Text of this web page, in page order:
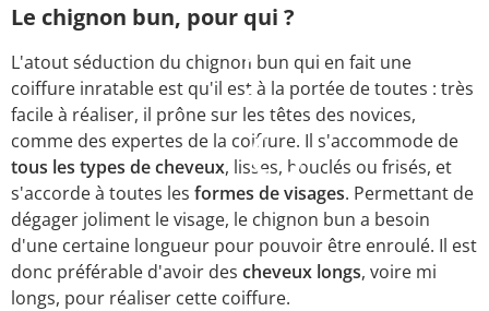
Le chignon bun, pour qui ?
L'atout séduction du chignon bun qui en fait une
coiffure inratable est qu'il est à la portée de toutes : très
facile à réaliser, il prône sur les têtes des novices,
comme des expertes de la coiffure. Il s'accommode de
tous les types de cheveux, lisses, bouclés ou frisés, et
s'accorde à toutes les formes de visages. Permettant de
dégager joliment le visage, le chignon bun a besoin
d'une certaine longueur pour pouvoir être enroulé. Il est
donc préférable d'avoir des cheveux longs, voire mi
longs, pour réaliser cette coiffure.